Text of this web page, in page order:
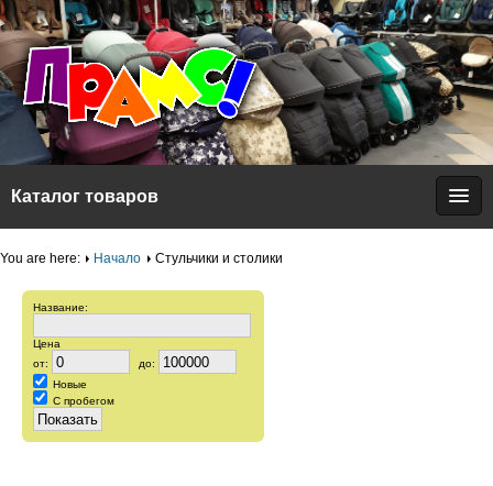
Каталог товаров
Название:
Цена
от:
до:
Новые
С пробегом
You are here: Начало Стульчики и столики